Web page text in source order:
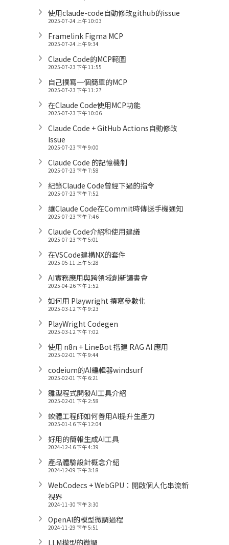
使用claude-code自動修改github的issue
2025-07-24 上午 10:03
Framelink Figma MCP
2025-07-24 上午 9:34
Claude Code的MCP範圍
2025-07-23 下午 11:55
自己撰寫一個簡單的MCP
2025-07-23 下午 11:27
在Claude Code使用MCP功能
2025-07-23 下午 10:06
Claude Code + GitHub Actions自動修改
Issue
2025-07-23 下午 9:00
Claude Code 的記憶機制
2025-07-23 下午 7:58
紀錄Claude Code曾經下過的指令
2025-07-23 下午 7:52
讓Claude Code在Commit時傳送手機通知
2025-07-23 下午 7:46
Claude Code介紹和使用建議
2025-07-23 下午 5:01
在VSCode建構NX的套件
2025-05-11 上午 5:28
AI實務應用與跨領域創新讀書會
2025-04-26 下午 1:52
如何用 Playwright 撰寫參數化
2025-03-12 下午 9:23
PlayWright Codegen
2025-03-12 下午 7:02
使用 n8n + LineBot 搭建 RAG AI 應用
2025-02-01 下午 9:44
codeium的AI編輯器windsurf
2025-02-01 下午 6:21
雛型程式開發AI工具介紹
2025-02-01 下午 2:58
軟體工程師如何善用AI提升生產力
2025-01-16 下午 12:04
好用的簡報生成AI工具
2024-12-16 下午 4:39
產品體驗設計概念介紹
2024-12-09 下午 3:18
WebCodecs + WebGPU：開啟個人化串流新
視界
2024-11-30 下午 3:30
OpenAI的模型微調過程
2024-11-29 下午 5:51
LLM模型的微調